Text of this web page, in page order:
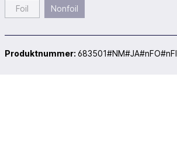
Foil Nonfoil
Produktnummer: 683501#NM#JA#nFO#nFI